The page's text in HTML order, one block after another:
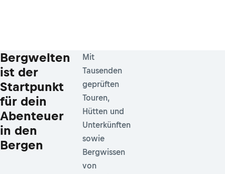
Bergwelten
ist der
Startpunkt
für dein
Abenteuer
in den
Bergen
Mit
Tausenden
geprüften
Touren,
Hütten und
Unterkünften
sowie
Bergwissen
von